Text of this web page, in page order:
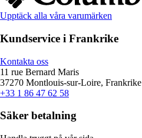
Upptäck alla våra varumärken
Kundservice i Frankrike
Kontakta oss
11 rue Bernard Maris
37270 Montlouis-sur-Loire, Frankrike
+33 1 86 47 62 58
Säker betalning